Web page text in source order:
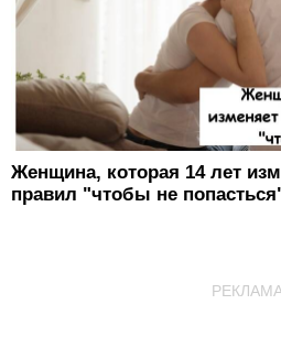
Женщина, которая 14 лет
правил "чтобы не